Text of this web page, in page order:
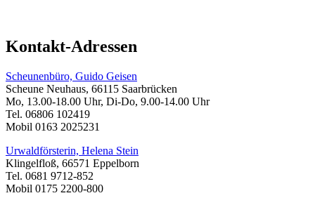
Kontakt-Adressen
Scheunenbüro, Guido Geisen
Scheune Neuhaus, 66115 Saarbrücken
Mo, 13.00-18.00 Uhr, Di-Do, 9.00-14.00 Uhr
Tel. 06806 102419
Mobil 0163 2025231
Urwaldförsterin, Helena Stein
Klingelfloß, 66571 Eppelborn
Tel. 0681 9712-852
Mobil 0175 2200-800